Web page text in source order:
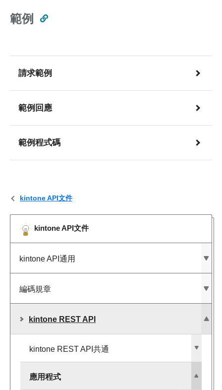
kintone API文件
kintone API文件
kintone API通用
編碼規章
kintone REST API
kintone REST API共通
應用程式
範例
請求範例
範例回應
範例程式碼